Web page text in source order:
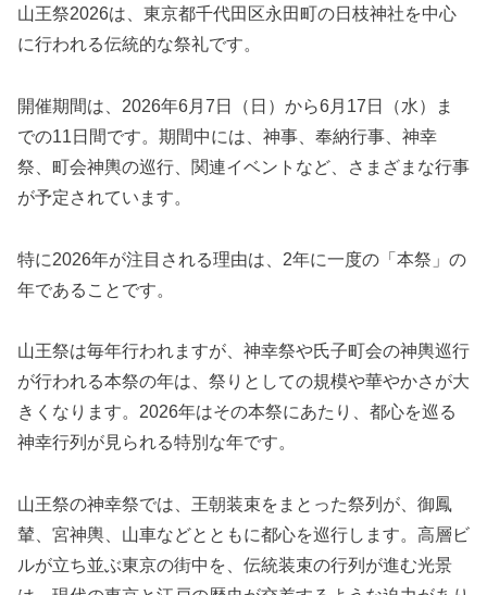
山王祭2026は、東京都千代田区永田町の日枝神社を中心
に行われる伝統的な祭礼です。
開催期間は、2026年6月7日（日）から6月17日（水）ま
での11日間です。期間中には、神事、奉納行事、神幸
祭、町会神輿の巡行、関連イベントなど、さまざまな行事
が予定されています。
特に2026年が注目される理由は、2年に一度の「本祭」の
年であることです。
山王祭は毎年行われますが、神幸祭や氏子町会の神輿巡行
が行われる本祭の年は、祭りとしての規模や華やかさが大
きくなります。2026年はその本祭にあたり、都心を巡る
神幸行列が見られる特別な年です。
山王祭の神幸祭では、王朝装束をまとった祭列が、御鳳
輦、宮神輿、山車などとともに都心を巡行します。高層ビ
ルが立ち並ぶ東京の街中を、伝統装束の行列が進む光景